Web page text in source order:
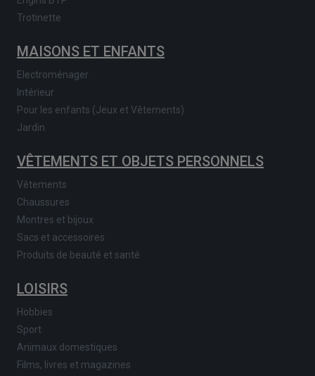
Trotinette
MAISONS ET ENFANTS
Electroménager
Intérieur
Pour les enfants (Jeux et Vêtements)
Jardin
VÊTEMENTS ET OBJETS PERSONNELS
Vêtements
Chaussures
Montres et bijoux
Sacs et accessoires
Produits de beauté et santé
LOISIRS
Hobbies
Sport
Animaux domestiques
Films, livres et magazines